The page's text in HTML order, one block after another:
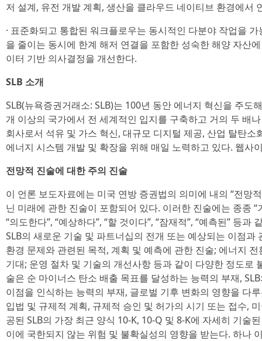
저 설계, 유전 개발 계획, 생산을 클라우드 네이티브 환경에서
· 표준화되고 통합된 워크플로우는 동시적인 다분야 작업을
을 줄이는 동시에 한계 해저 연결을 포함한 성숙한 해양 자산
이터 기반 의사결정을 개선한다.
SLB 소개
SLB(뉴욕증권거래소: SLB)는 100년 동안 에너지 혁신을 주도
개 이상의 국가에서 전 세계적인 입지를 구축하고 거의 두 배
회사로서 석유 및 가스 혁신, 대규모 디지털 제공, 산업 탈탄
에너지 시스템 개발 및 확장을 위해 매일 노력하고 있다. 웹사
전망적 진술에 대한 주의 진술
이 언론 보도자료에는 미국 연방 증권법의 의미에 내의 “전망
닌 미래에 관한 진술이 포함되어 있다. 이러한 진술에는 종종 “
“의도한다”, “예상하다”, “할 것이다”, “잠재적”, “예측된” 등
SLB의 새로운 기술 및 파트너십의 전개 또는 예상되는 이점과
환경 문제와 관련된 목적, 계획 및 예측에 관한 진술; 에너지
기대; 운영 절차 및 기술의 개선사항 등과 같이 다양한 정도로
술은 순 마이너스 탄소 배출 목표를 달성하는 능력의 부재,
이점을 인식하는 능력의 부재, 글로벌 기후 변화의 영향을 다
입법 및 규제적 계획, 규제적 승인 및 허가의 시기 또는 접수,
공된 SLB의 가장 최근 양식 10-K, 10-Q 및 8-K에 자세히 기술
이에 국한되지 않는 위험 및 불확실성의 영향을 받는다. 하나